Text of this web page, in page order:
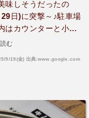
味しそうだったの
日)に突撃～♪駐車場
はカウンターと小上
きなやつから！※ネ
ルと米焼酎ロックで
む
9/19(金) 出典:www.google.com